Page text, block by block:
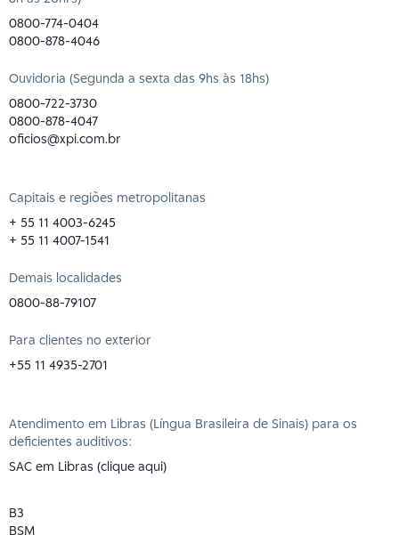
0800-774-0404
0800-878-4046
Ouvidoria (Segunda a sexta das 9hs às 18hs)
0800-722-3730
0800-878-4047
oficios@xpi.com.br
Capitais e regiões metropolitanas
+ 55 11 4003-6245
+ 55 11 4007-1541
Demais localidades
0800-88-79107
Para clientes no exterior
+55 11 4935-2701
Atendimento em Libras (Língua Brasileira de Sinais) para os
deficientes auditivos:
SAC em Libras (clique aqui)
B3
BSM